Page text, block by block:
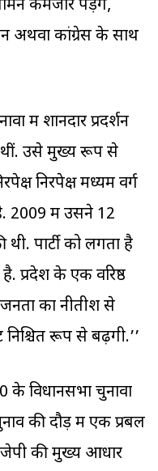
कमजोर पड़ेंगे,
अथवा कांग्रेस के साथ
में शानदार प्रदर्शन
थीं. उसे मुख्य रूप से
निरपेक्ष मध्यम वर्ग
2009 में उसने 12
पार्टी को लगता है
प्रदेश के एक वरिष्ठ
का नीतीश से
रूप से बढ़ेंगी.’’
के विधानसभा चुनावों
की दौड़ में एक प्रबल
की मुख्य आधार